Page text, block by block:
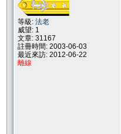
等級: 法老
威望: 1
文章: 31167
註冊時間: 2003-06-03
最近來訪: 2012-06-22
離線